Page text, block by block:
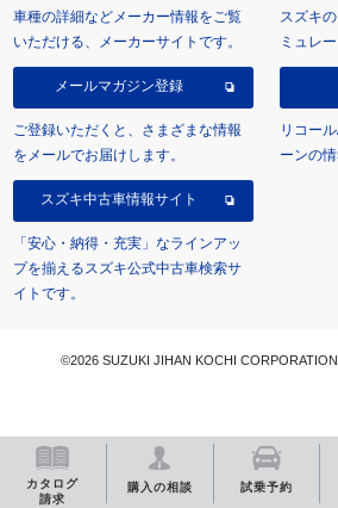
カタログ
請求
購入の相談 試乗予約
車種の詳細などメーカー情報をご覧
いただける、メーカーサイトです。
スズキ
ミュレ
メールマガジン登録
ご登録いただくと、さまざまな情報
をメールでお届けします。
リコー
ーンの
スズキ中古車情報サイト
「安心・納得・充実」なラインアッ
プを揃えるスズキ公式中古車検索サ
イトです。
©2026 SUZUKI JIHAN KOCHI